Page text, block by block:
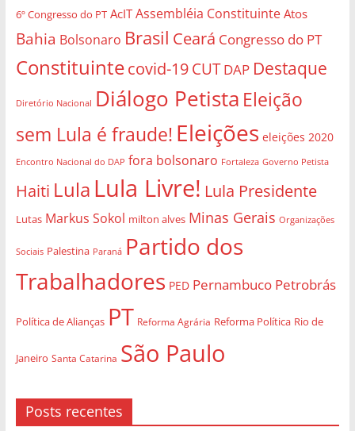
6º Congresso do PT AcIT Assembléia Constituinte Atos
Bahia Bolsonaro Brasil Ceará Congresso do PT
Constituintecovid-19CUT DAP Destaque
Diretório Nacional Diálogo Petista Eleição
sem Lula é fraude! Eleições eleições 2020
Encontro Nacional do DAP fora bolsonaro Fortaleza Governo Petista
Haiti Lula Lula Livre! Lula Presidente
Lutas Markus Sokol milton alves Minas Gerais Organizações
Sociais Palestina Paraná Partido dos
Trabalhadores PED Pernambuco Petrobrás
Política de Alianças PT Reforma Agrária Reforma Política Rio de
Janeiro Santa Catarina São Paulo
Posts recentes